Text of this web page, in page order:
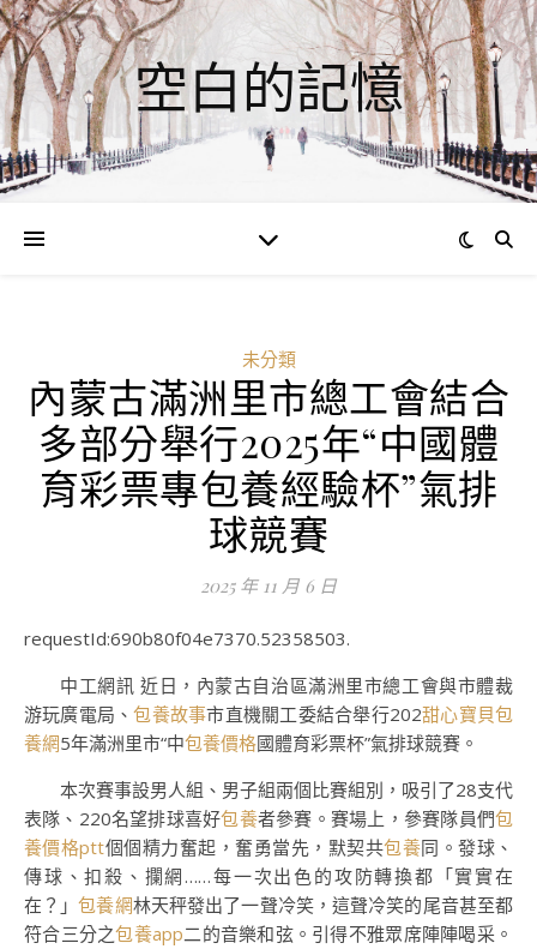
空白的記憶
未分類
內蒙古滿洲里市總工會結合
多部分舉行2025年“中國體
育彩票專包養經驗杯”氣排
球競賽
2025 年 11 月 6 日
requestId:690b80f04e7370.52358503.
中工網訊 近日，內蒙古自治區滿洲里市總工會與市體裁
游玩廣電局、包養故事市直機關工委結合舉行202甜心寶貝包
養網5年滿洲里市“中包養價格國體育彩票杯”氣排球競賽。
本次賽事設男人組、男子組兩個比賽組別，吸引了28支代
表隊、220名望排球喜好包養者參賽。賽場上，參賽隊員們包
養價格ptt個個精力奮起，奮勇當先，默契共包養同。發球、
傳球、扣殺、攔網……每一次出色的攻防轉換都「實實在
在？」包養網林天秤發出了一聲冷笑，這聲冷笑的尾音甚至都
符合三分之包養app二的音樂和弦。引得不雅眾席陣陣喝采。
評